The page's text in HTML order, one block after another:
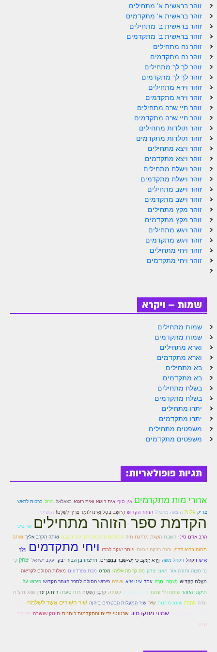
ספר הזוהר – ויקרא
ספר הזוהר הקדוש זוהר ויקרא מתקדמים
זוהר צו מתחילים
זוהר צו מתקדמים
פרשת שמיני מתקדמים
ספר הזוהר פרשת תזריע למתחילים
ספר הזוהר פרשת תזריע למתקדמים
זוהר מצורע מתחילים
זוהר מצורע למתקדמים
זוהר אחרי מות למתחילים
זוהר אחרי מות למתקדמים
הזוהר הקדוש – קדושים למתחילים
הזוהר הקדוש – קדושים למתקדמים
ספר הזוהר אמור מתקדמים
הזוהר הקדוש פרשת בהר – מתקדמים
זוהר בחוקותי למתחילים
ספר הזוהר – במדבר
זוהר במדבר מתחילים
זוהר במדבר מתקדמים
זוהר נשא למתחילים
זוהר בהעלותך למתחילים
זוהר בהעלותך למתקדמים
זוהר שלח לך למתחילים
זוהר שלח לך למתקדמים
זוהר קורח למתחילים
זוהר קורח למתקדמים
חוקת מתקדמים
זוהר בלק למתחילים
זוהר בראשית א' מתחילים
זוהר בראשית א' מתקדמים
זוהר בראשית ב' מתחילים
זוהר בראשית ב' מתקדמים
זוהר נח מתחילים
זוהר נח מתקדמים
זוהר לך לך מתחילים
זוהר לך לך מתקדמים
זוהר וירא מתחילים
זוהר וירא מתקדמים
זוהר חיי שרה מתחילים
זוהר חיי שרה מתקדמים
זוהר תולדות מתחילים
זוהר תולדות מתקדמים
זוהר ויצא מתחילים
זוהר ויצא מתקדמים
זוהר וישלח מתחילים
זוהר וישלח מתקדמים
זוהר וישב מתחילים
זוהר וישב מתקדמים
זוהר מקץ מתחילים
זוהר מקץ מתקדמים
זוהר ויגש מתחילים
זוהר ויגש מתקדמים
זוהר ויחי מתחילים
זוהר ויחי מתקדמים
שמות – ויקרא
שמות מתחילים
שמות מתקדמים
וארא מתחילים
וארא מתקדמים
בא מתחילים
בא מתקדמים
בשלח מתחילים
בשלח מתקדמים
יתרו מתחילים
יתרו מתקדמים
משפטים מתחילים
משפטים מתקדמים
תגיות פופולאריות:
אחרי מות מתקדמים אין סוף אית רוגזא ואית רוגזא בצאלאל ברזל ברכות לראש
צדיק גלות הוצאה מהכלל הזוהר הקדוש הַיּוֹשֵׁב בְּטַל וְאֵינוֹ לוֹמֵד צָרִיך לְשַׁלֵּם! הנשיקין
הקדמת ספר הזוהר מתחילים הר סיני
הרב אדם סיני השבת השגת מדרגת חיה התגלות החכמה דרך זכר ונקבה ואתה הַקרֵב אליך ואתה
תחזה ברזא דרזין והנה רבקה יוצאת ויותר יעקב לבדו ויחי מתקדמים וַיֵּלֶךְ
אִישׁ ויקהל ויקהל משה וַיַּרְא יַעֲקֹב כִּי יֶשׁ-שֶׁבֶר בְּמִצְרָיִם. ויריצהו בן הבור יבק יעקב ישראל יצחק כִּי
נֵר מִצְוָה וְתוֹרָה אוֹר מאזני צדק מַה לְּךָ פֹה אֵלִיָּהוּ מט"ט מכת צפרדעים מעלות הסולם לקריאה
מַעֲלַת הָקַדִּישׁ נָשְׁמָה יִתְרָה עבד עיני א"א עשרה פירוש הסולם לספר הזוהר הקדוש פירוש על
תיקוני הזוהר פיתחו לי פתח ציון וירושלים קטורה קָרְבַּן הַפֶּסַח רוח סערה ריח גן עדן שאלות צ"ח
ומ"ה שבת שונא מתנות שיר שִׁיר הַמַּעֲלוֹת הַבֹּטְחִים בַּיהוָה שִׁיר הַשִּׁירִים אֲשֶׁר לִשְׁלֹמֹה
שמיני מתקדמים שרטוטי ידיים והתקדמות רוחנית תינוק שנשבה תפילת
שחר